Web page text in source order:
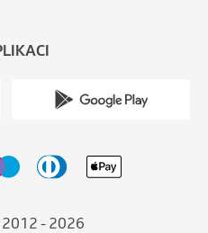
2012 - 2026